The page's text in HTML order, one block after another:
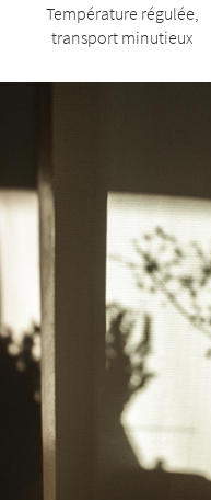
Température régulée,
transport minutieux